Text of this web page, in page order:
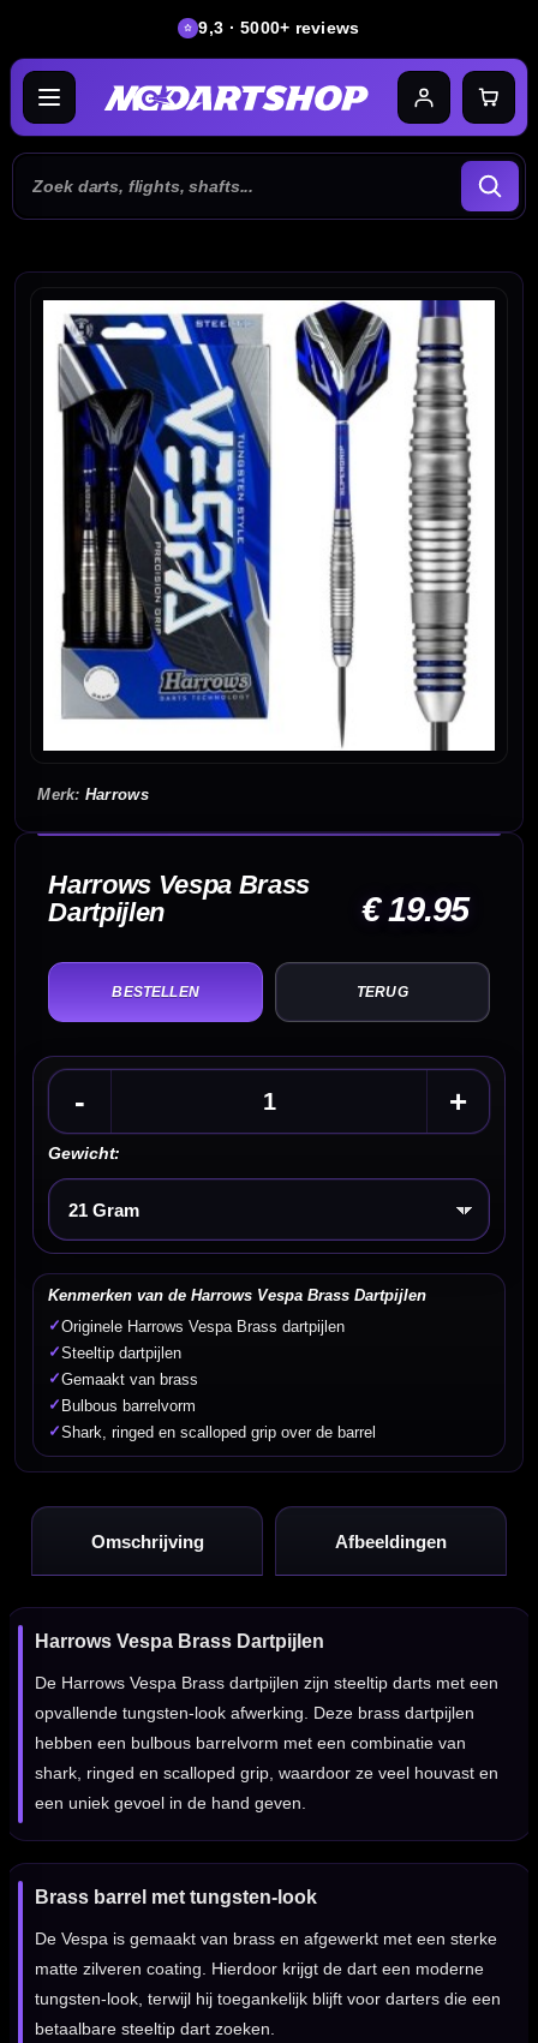
9,3 · 5000+ reviews
Harrows
Harrows Vespa Brass
Dartpijlen
€ 19.95
TERUG
- +
Gewicht:
Kies een optie
Kenmerken van de Harrows Vespa Brass Dartpijlen
✓Originele Harrows Vespa Brass dartpijlen
✓Steeltip dartpijlen
✓Gemaakt van brass
✓ Bulbous barrelvorm
✓Shark, ringed en scalloped grip over de barrel
Omschrijving Afbeeldingen
Harrows Vespa Brass Dartpijlen
De Harrows Vespa Brass dartpijlen zijn steeltip darts met een
opvallende tungsten-look afwerking. Deze brass dartpijlen
hebben een bulbous barrelvorm met een combinatie van
shark, ringed en scalloped grip, waardoor ze veel houvast en
een uniek gevoel in de hand geven.
Brass barrel met tungsten-look
De Vespa is gemaakt van brass en afgewerkt met een sterke
matte zilveren coating. Hierdoor krijgt de dart een moderne
tungsten-look, terwijl hij toegankelijk blijft voor darters die een
betaalbare steeltip dart zoeken.